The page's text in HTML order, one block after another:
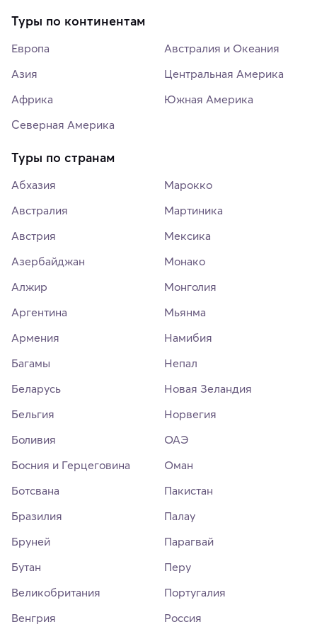
Туры по континентам
Европа
Азия
Африка
Северная Америка
Австралия и Океания
Центральная Америка
Южная Америка
Туры по странам
Абхазия
Австралия
Австрия
Азербайджан
Алжир
Аргентина
Армения
Багамы
Беларусь
Бельгия
Боливия
Босния и Герцеговина
Ботсвана
Бразилия
Бруней
Бутан
Великобритания
Венгрия
Марокко
Мартиника
Мексика
Монако
Монголия
Мьянма
Намибия
Непал
Новая Зеландия
Норвегия
ОАЭ
Оман
Пакистан
Палау
Парагвай
Перу
Португалия
Россия